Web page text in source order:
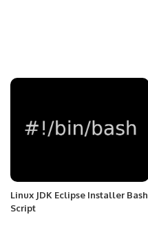
Linux JDK Eclipse Installer Bash
Script